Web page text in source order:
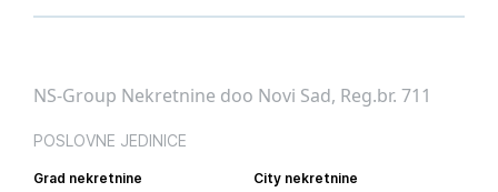
NS-Group Nekretnine doo Novi Sad, Reg.br. 711
POSLOVNE JEDINICE
Grad nekretnine
City nekretnine